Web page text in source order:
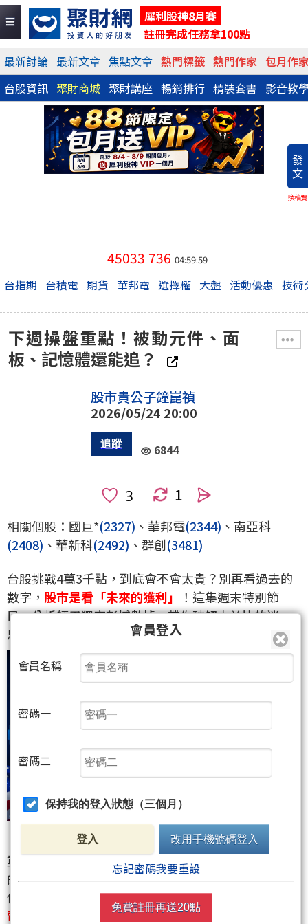
犀利股神8月賽
註冊完成任務拿100點
最新討論 最新文章 焦點文章 熱門標籤 熱門作家 包月作
台股資訊 聚財商城 聚財講座 暢銷排行 精裝套書 影音教
發
文
換稿費
45033 736 04:59:59
台指期 台積電 期貨 華邦電 選擇權 大盤 活動優惠 技術
下週操盤重點！被動元件、面
板、記憶體還能追？
股市貴公子鐘崑禎
2026/05/24 20:00
6844
1
相關個股：國巨*(2327) 、華邦電(2344) 、南亞科
(2408) 、華新科(2492) 、群創(3481)
台股挑戰4萬3千點，到底會不會太貴？別再看過去的
數字， 股市是看「未來的獲利」
！這集週末特別節
目，分析師用獨家彭博數據，帶你破解本益比的迷
思。
重點不只是大盤，而是「資金輪動」的節奏！高位階
的股票還能追嗎？
低位階的大底飆股何時發動？影片完整解析包含
電、聯發科、鴻海、廣達的目標價，以及ABF載板、
會員登入
會員名稱
密碼一
密碼二
保持我的登入狀態（三個月）
登入 改用手機號碼登入
忘記密碼我要重設
免費註冊再送20點